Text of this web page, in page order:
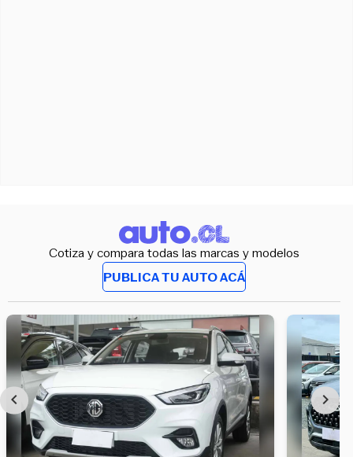
Cotiza y compara todas las marcas y modelos
PUBLICA TU AUTO ACÁ